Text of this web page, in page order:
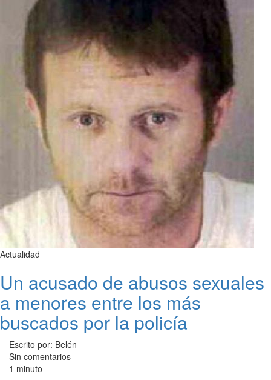
Actualidad
Un acusado de abusos sexuales
a menores entre los más
buscados por la policía
Escrito por: Belén
Sin comentarios
1 minuto